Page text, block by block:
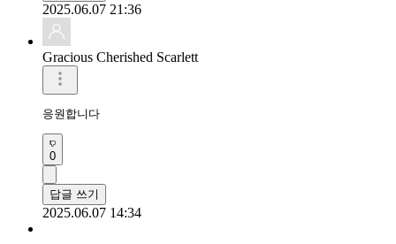
2025.06.07 21:36
Gracious Cherished Scarlett
응원합니다
0
답글 쓰기
2025.06.07 14:34